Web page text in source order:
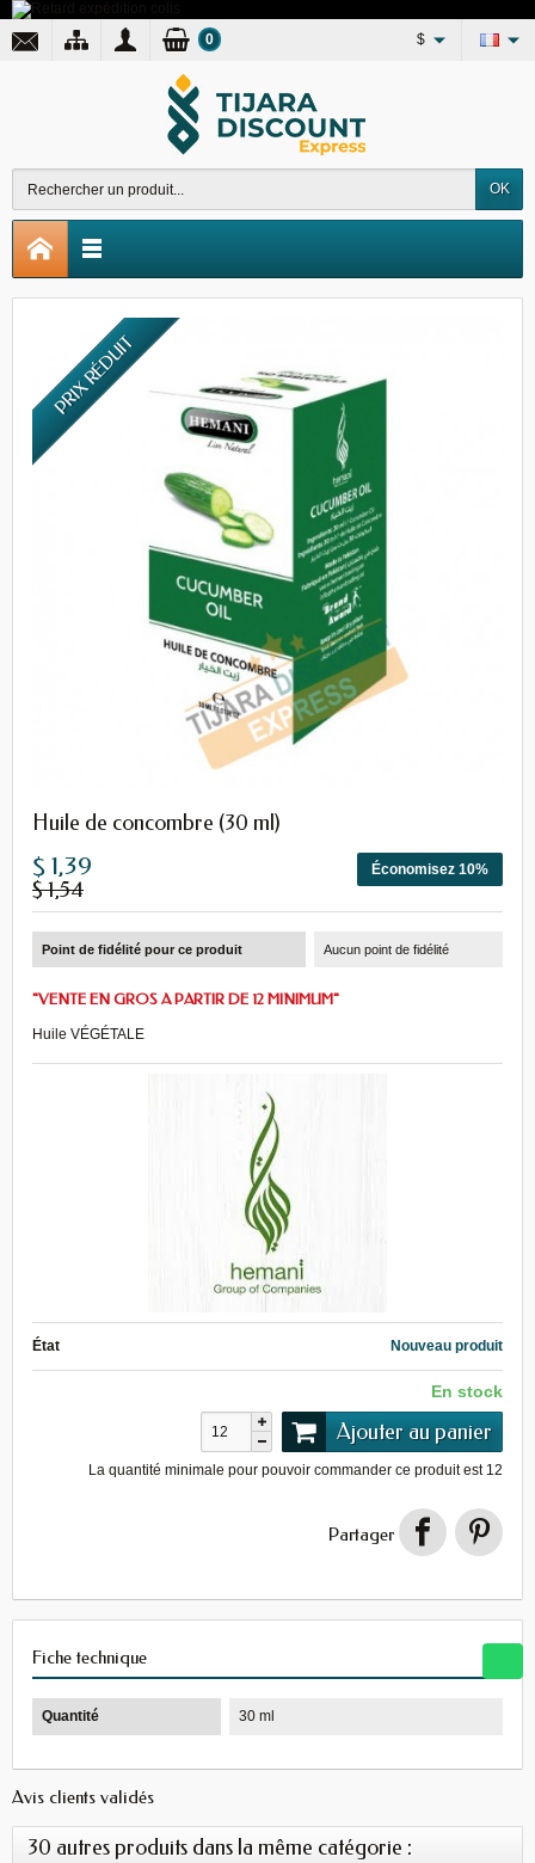
$
OK
0
PRIX RÉDUIT
Huile de concombre (30 ml)
Économisez 10%
$ 1,39
$ 1,54
Point de fidélité pour ce produit Aucun point de fidélité
"VENTE EN GROS A PARTIR DE 12 MINIMUM"
Huile VÉGÉTALE
État Nouveau produit
En stock
Ajouter au panier
La quantité minimale pour pouvoir commander ce produit est 12
Partager
Fiche technique
Quantité 30 ml
Avis clients validés
30 autres produits dans la même catégorie :